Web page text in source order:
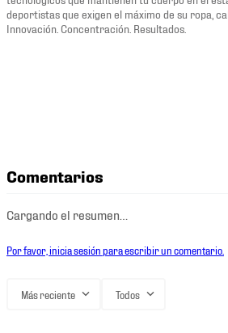
deportistas que exigen el máximo de su ropa,
Innovación. Concentración. Resultados.
Comentarios
Cargando el resumen…
Por favor, inicia sesión para escribir un comentario.
Más reciente Todos